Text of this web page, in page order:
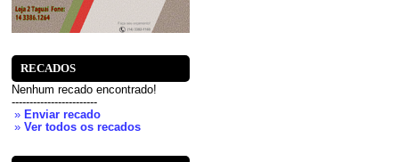
RECADOS
Nenhum recado encontrado!
------------------------
» Enviar recado
» Ver todos os recados